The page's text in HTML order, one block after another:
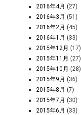
2016年4月 (27)
2016年3月 (51)
2016年2月 (45)
2016年1月 (33)
2015年12月 (17)
2015年11月 (27)
2015年10月 (28)
2015年9月 (36)
2015年8月 (7)
2015年7月 (30)
2015年6月 (33)